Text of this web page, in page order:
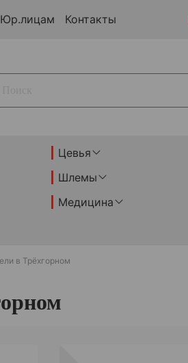
Юр.лицам Контакты
Цевья
Шлемы
Медицина
в Трёхгорном